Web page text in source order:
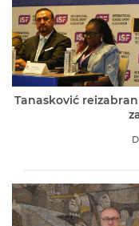
Tanasković